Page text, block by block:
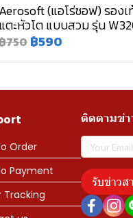
Aerosoft (แอโร่ซอฟ) รองเ
แตะหัวโต แบบสวม รุ่น
750 ฿590
Order
Payment
Tracking
ติดตามข่า
รับข่าวส